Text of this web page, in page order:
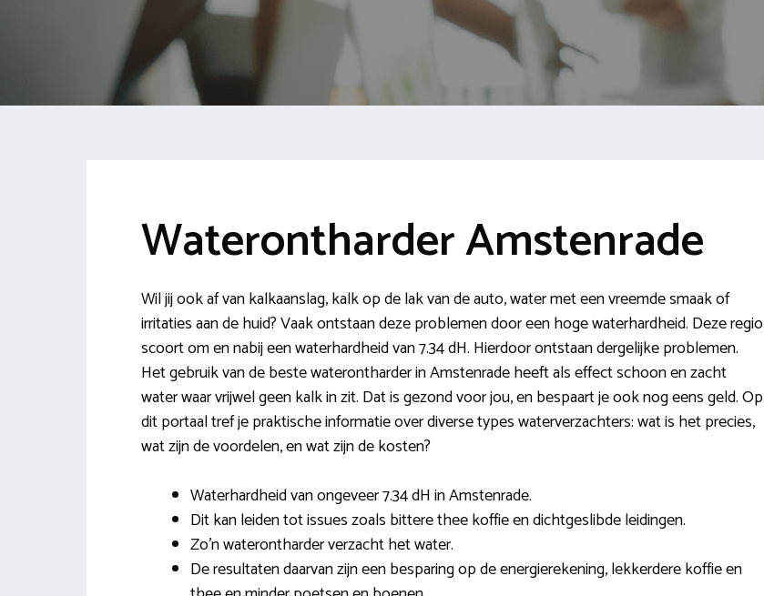
Waterontharder Amstenrade
Wil jij ook af van kalkaanslag, kalk op de lak van de auto, water met een vreemde smaak of
irritaties aan de huid? Vaak ontstaan deze problemen door een hoge waterhardheid. Deze regio
scoort om en nabij een waterhardheid van 7.34 dH. Hierdoor ontstaan dergelijke problemen.
Het gebruik van de beste waterontharder in Amstenrade heeft als effect schoon en zacht
water waar vrijwel geen kalk in zit. Dat is gezond voor jou, en bespaart je ook nog eens geld. Op
dit portaal tref je praktische informatie over diverse types waterverzachters: wat is het precies,
wat zijn de voordelen, en wat zijn de kosten?
Waterhardheid van ongeveer 7.34 dH in Amstenrade.
Dit kan leiden tot issues zoals bittere thee koffie en dichtgeslibde leidingen.
Zo’n waterontharder verzacht het water.
De resultaten daarvan zijn een besparing op de energierekening, lekkerdere koffie en